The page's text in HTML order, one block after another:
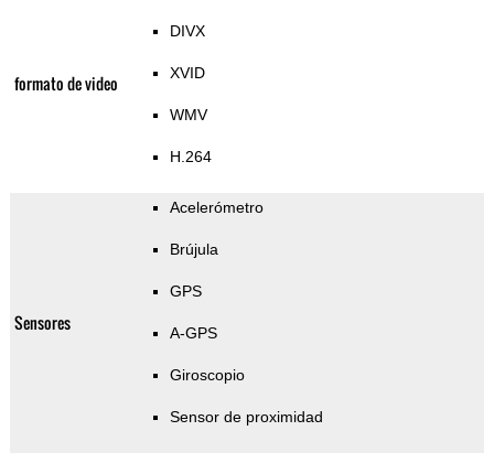
formato de video
DIVX
XVID
WMV
H.264
Sensores
Acelerómetro
Brújula
GPS
A-GPS
Giroscopio
Sensor de proximidad